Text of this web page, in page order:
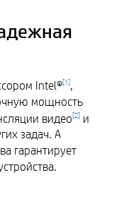
Intel®[1],
мощность
видео[2] и
задач. А
гарантирует